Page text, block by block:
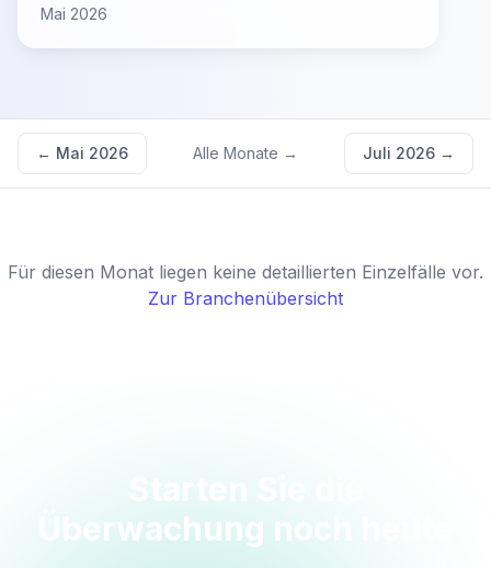
Mai 2026
← Mai 2026 Alle Monate → Juli 2026 →
Für diesen Monat liegen keine detaillierten Einzelfälle vor.
Zur Branchenübersicht
Überwachung noch heute